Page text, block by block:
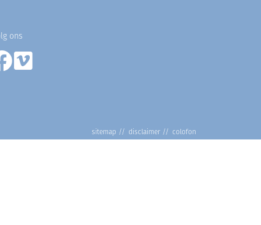
ons
sitemap disclaimer colofon